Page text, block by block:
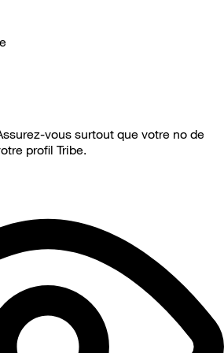
vous surtout que votre no de
profil Tribe.